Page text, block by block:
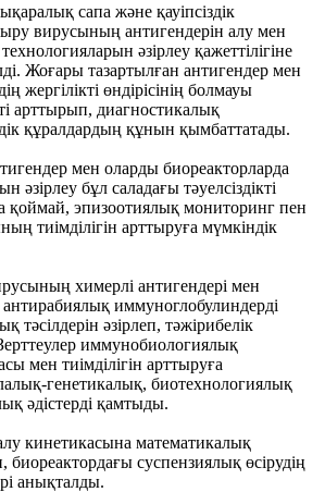
сапа және қауіпсіздік
вирусының антигендерін алу мен
әзірлеу қажеттілігіне
Жоғары тазартылған антигендер мен
жергілікті өндірісінің болмауы
арттырып, диагностикалық
құралдардың құнын қымбаттатады.
мен оларды биореакторларда
әзірлеу бұл саладағы тәуелсіздікті
қоймай, эпизоотиялық мониторинг пен
тиімділігін арттыруға мүмкіндік
химерлі антигендері мен
иммуноглобулиндерді
тәсілдерін әзірлеп, тәжірибелік
иммунобиологиялық
мен тиімділігін арттыруға
генетикалық, биотехнологиялық
әдістерді қамтыды.
кинетикасына математикалық
биореактордағы суспензиялық өсірудің
анықталды.